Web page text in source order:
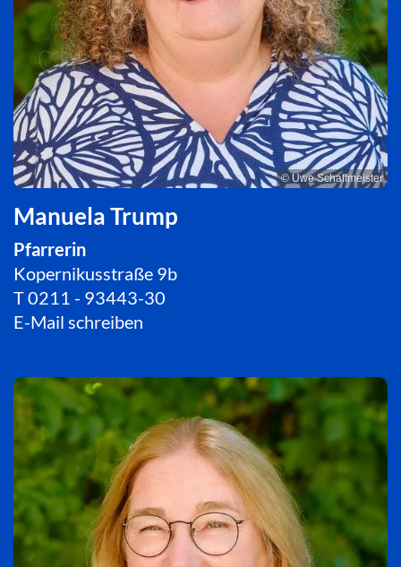
© Uwe Schaffmeister
Manuela Trump
Pfarrerin
Kopernikusstraße 9b
T0211 - 93443-30
E-Mail schreiben